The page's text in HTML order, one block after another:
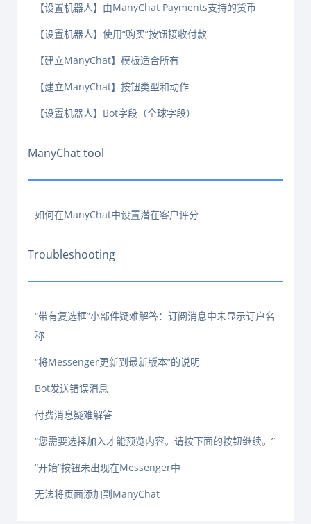
【设置机器人】由ManyChat Payments支持的货币
【设置机器人】使用“购买”按钮接收付款
【建立ManyChat】模板适合所有
【建立ManyChat】按钮类型和动作
【设置机器人】Bot字段（全球字段）
ManyChat tool
如何在ManyChat中设置潜在客户评分
Troubleshooting
“带有复选框”小部件疑难解答：订阅消息中未显示订户名
称
“将Messenger更新到最新版本”的说明
Bot发送错误消息
付费消息疑难解答
“您需要选择加入才能预览内容。请按下面的按钮继续。”
“开始”按钮未出现在Messenger中
无法将页面添加到ManyChat